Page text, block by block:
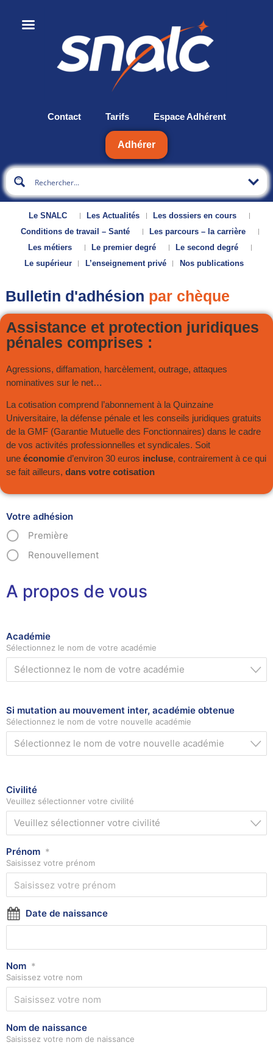
Contact Tarifs Espace Adhérent
Adhérer
Le SNALC Les Actualités
Les dossiers en cours
Conditions de travail – Santé
Les parcours – la carrière
Les métiers
Le premier degré
Le second degré
Le supérieur
L’enseignement privé Nos publications
Bulletin d'adhésion par chèque
Assistance et protection juridiques
pénales comprises :
Agressions, diffamation, harcèlement, outrage, attaques
nominatives sur le net…
La cotisation comprend l’abonnement à la Quinzaine
Universitaire, la défense pénale et les conseils juridiques gratuits
de la GMF (Garantie Mutuelle des Fonctionnaires) dans le cadre
de vos activités professionnelles et syndicales. Soit
une économie d’environ 30 euros incluse, contrairement à ce qui
se fait ailleurs, dans votre cotisation
Votre adhésion
Première
Renouvellement
A propos de vous
Académie
Sélectionnez le nom de votre académie
Sélectionnez le nom de votre académie
Si mutation au mouvement inter, académie obtenue
Sélectionnez le nom de votre nouvelle académie
Sélectionnez le nom de votre nouvelle académie
Civilité
Veuillez sélectionner votre civilité
Veuillez sélectionner votre civilité
Prénom *
Saisissez votre prénom
Date de naissance
Nom *
Saisissez votre nom
Nom de naissance
Saisissez votre nom de naissance